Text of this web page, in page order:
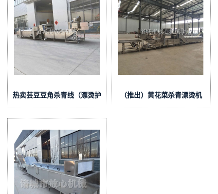
热卖芸豆豆角杀青线（漂烫护
色冷却全套）
（推出）黄花菜杀青漂烫机
价格优惠